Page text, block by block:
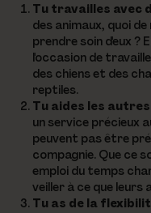
Tu travailles avec
des animaux, quoi
prendre soin d'eux
l'occasion de
des chiens et des
reptiles.
Tu aides les autres
un service précieux
peuvent pas être
compagnie. Que ce
emploi du temps
veiller à ce que leurs
Tu as de la